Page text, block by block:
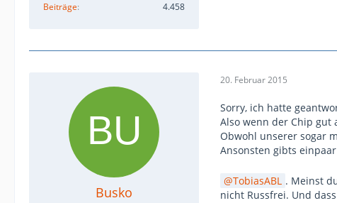
Beiträge
4.458
Busko
20. Februar 2015
Sorry, ich hatte
Also wenn der Chip gut
Obwohl unserer sogar
Ansonsten gibts
TobiasABL . Meinst
nicht Russfrei. Und